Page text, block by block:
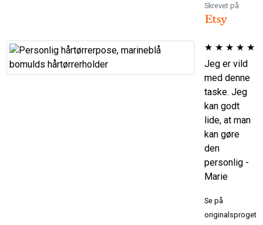
Skrevet på
★ ★ ★ ★ ★
Jeg er vild
med denne
taske. Jeg
kan godt
lide, at man
kan gøre
den
personlig -
Marie
Se på
originalsproget